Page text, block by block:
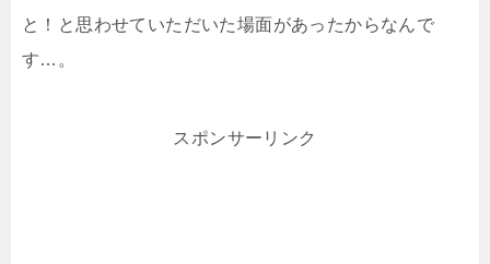
と！と思わせていただいた場面があったからなんで
す…。
スポンサーリンク